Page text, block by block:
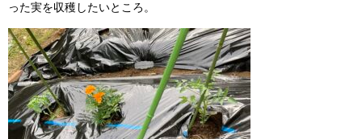
った実を収穫したいところ。